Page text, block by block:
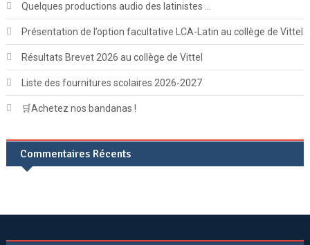
Quelques productions audio des latinistes …
Présentation de l’option facultative LCA-Latin au collège de Vittel
Résultats Brevet 2026 au collège de Vittel
Liste des fournitures scolaires 2026-2027
🛒Achetez nos bandanas !
Commentaires Récents